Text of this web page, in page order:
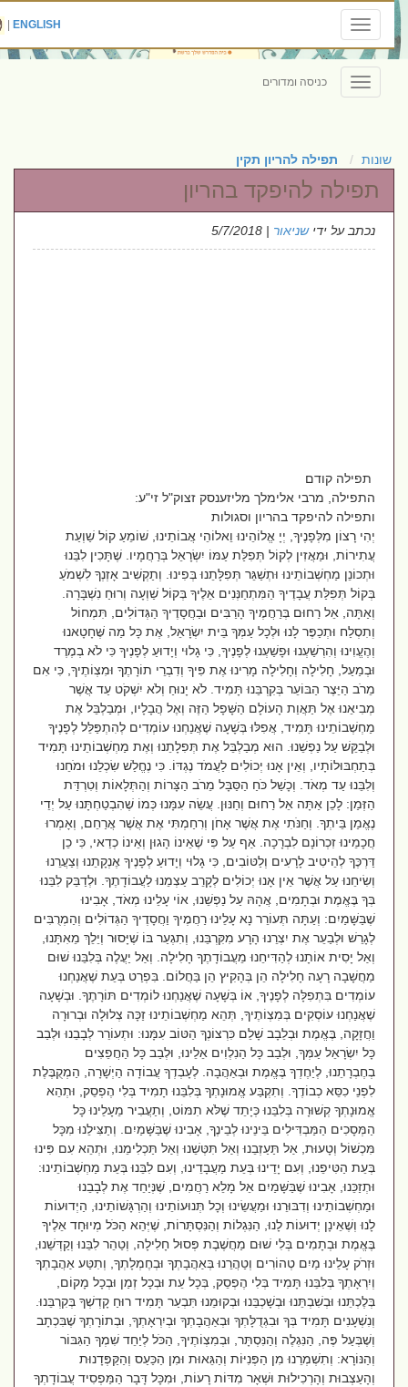
Toggle
navigation
ENGLISH
|
Toggle
navigation
כניסה ומדורים
שונות תפילה להריון תקין
תפילה להיפקד בהריון
נכתב על ידישניאור| 5/7/2018
תפילה קודם
התפילה, מרבי אלימלך מליזענסק זצוק"ל זי"ע:
ותפילה להיפקד בהריון וסגולות
יְהִי רָצוֹן מִלְּפָנֶיךָ, יְיָ אֱלוֹהֵינוּ וֵאלוֹהֵי אֲבוֹתֵינוּ, שׁוֹמֵעַ קוֹל שַׁוְעַת
עֲתִירוֹת, וּמַאֲזִין לְקוֹל תְּפִלַּת עַמּוֹ יִשְׂרָאֵל בְּרַחֲמָיו. שֶׁתָּכִין לִבֵּנוּ
וּתְכוֹנֵן מַחְשְׁבוֹתֵינוּ וּתְשַׁגֵּר תְּפִלָּתֵנוּ בְּפִינוּ. וְתַקְשִׁיב אָזְנְךָ לִשְׁמֹעַ
בְּקוֹל תְּפִלַּת עֲבָדֶיךָ הַמִּתְחַנְּנִים אֵלֶיךָ בְּקוֹל שַׁוְעָה וְרוּחַ נִשְׁבָּרָה.
וְאַתָּה, אֵל רַחוּם בְּרַחֲמֶיךָ הָרַבִּים וּבַחֲסָדֶיךָ הַגְּדוֹלִים, תִּמְחוֹל
וְתִסְלַח וּתְכַפֶּר לָנוּ וּלְכָל עַמְּךָ בֵּית יִשְׂרָאֵל, אֶת כָּל מַה שֶּׁחָטָאנוּ
וְהֶעֱוִינוּ וְהִרְשַׁעְנוּ וּפָשַׁעְנוּ לְפָנֶיךָ, כִּי גָלוּי וְיָדוּעַ לְפָנֶיךָ כִּי לֹא בְמֶרֶד
וּבְמַעַל, חָלִילָה וְחָלִילָה מָרִינוּ אֶת פִּיךָ וְדִבְרֵי תוֹרָתֶךָ וּמִצְוֹתֶיךָ, כִּי אִם
מֵרֹב הַיֵּצֶר הַבּוֹעֵר בְּקִרְבֵּנוּ תָּמִיד. לֹא יָנוּחַ וְלֹא יִשְׁקֹט עַד אֲשֶׁר
מְבִיאֵנוּ אֶל תַּאֲוַת הָעוֹלָם הַשָּׁפָל הַזֶּה וְאֶל הֲבָלָיו, וּמְבַלְבֵּל אֶת
מַחְשְׁבוֹתֵינוּ תָּמִיד, אֲפִלּוּ בְּשָׁעָה שֶׁאֲנַחְנוּ עוֹמְדִים לְהִתְפַּלֵּל לְפָנֶיךָ
וּלְבַקֵּשׁ עַל נַפְשֵׁנוּ. הוּא מְבַלְבֵּל אֶת תְּפִלָתֵנוּ וְאֶת מַחְשְׁבוֹתֵינוּ תָּמִיד
בְּתַחְבּוּלוֹתָיו, וְאֵין אָנוּ יְכוֹלִים לַעֲמֹד נֶגְדּוֹ. כִּי נֶחֱלַשׁ שִׂכְלֵנוּ וּמֹחֵנוּ
וְלִבֵּנוּ עַד מְאֹד. וְכָשַׁל כֹּחַ הַסַּבָּל מֵרֹב הַצָּרוֹת וְהַתְּלָאוֹת וְטִרְדַּת
הַזְּמַן: לָכֵן אַתָּה אֵל רַחוּם וְחַנּוּן. עֲשֵׂה עִמָּנוּ כְּמוֹ שֶׁהִבְטַחְתָּנוּ עַל יְדֵי
נֶאֱמַן בֵּיתְךָ. וְחַנֹּתִי אֶת אֲשֶׁר אָחֹן וְרִחַמְתִּי אֶת אֲשֶׁר אֲרַחֵם, וְאָמְרוּ
חֲכָמֵינוּ זִכְרוֹנָם לִבְרָכָה. אַף עַל פִּי שֶׁאֵינוֹ הָגוּן וְאֵינוֹ כְדַאי, כִּי כֵן
דַּרְכֶּךָ לְהֵיטִיב לָרָעִים וְלַטּוֹבִים, כִּי גָלוּי וְיָדוּעַ לְפָנֶיךָ אֶנְקָתֵנוּ וְצַעֲרֵנוּ
וְשִׂיחֵנוּ עַל אֲשֶׁר אֵין אָנוּ יְכוֹלִים לְקָרֵב עַצְמֵנוּ לַעֲבוֹדָתֶךָ. וּלְדַבֵּק לִבֵּנוּ
בְּךָ בֶּאֱמֶת וּבְתָמִים, אֲהָהּ עַל נַפְשֵׁנוּ, אוֹי עָלֵינוּ מְאֹד, אָבִינוּ
שֶׁבַּשָּׁמַיִם: וְעַתָּה תְּעוֹרֵר נָא עָלֵינוּ רַחֲמֶיךָ וַחֲסָדֶיךָ הַגְּדוֹלִים וְהַמְרֻבִּים
לְגָרֵשׁ וּלְבַעֵר אֶת יִצְרֵנוּ הָרָע מִקִּרְבֵּנוּ, וְתִגְעַר בּוֹ שֶׁיָּסוּר וְיֵלֵךְ מֵאִתָּנוּ,
וְאַל יָסִית אוֹתָנוּ לְהַדִּיחֵנוּ מֵעֲבוֹדָתֶךָ חָלִילָה. וְאַל יַעֲלֶה בְּלִבֵּנוּ שׁוּם
מַחֲשָׁבָה רָעָה חָלִילָה הֵן בְּהָקִיץ הֵן בַּחֲלוֹם. בִּפְרַט בְּעֵת שֶׁאֲנַחְנוּ
עוֹמְדִים בִּתְפִלָּה לְפָנֶיךָ, אוֹ בְּשָׁעָה שֶׁאֲנַחְנוּ לוֹמְדִים תּוֹרָתֶךָ. וּבְשָׁעָה
שֶׁאֲנַחְנוּ עוֹסְקִים בְּמִצְוֹתֶיךָ, תְּהֵא מַחְשְׁבוֹתֵינוּ זַכָּה צְלוּלָה וּבְרוּרָה
וַחֲזָקָה, בֶּאֱמֶת וּבְלֵבָב שָׁלֵם כִּרְצוֹנְךָ הַטּוֹב עִמָּנוּ: וּתְעוֹרֵר לְבָבֵנוּ וּלְבַב
כָּל יִשְׂרָאֵל עַמְּךָ, וּלְבַב כָּל הַנִלְוִים אֵלֵינוּ, וּלְבַב כָּל הַחֲפֵצִים
בְחֶבְרָתֵנוּ, לְיַחֶדְךָ בֶּאֱמֶת וּבְאַהֲבָה. לְעָבְדְךָ עֲבוֹדָה הַיְשָׁרָה, הַמְקֻבֶּלֶת
לִפְנֵי כִסֵּא כְבוֹדֶךָ. וְתִקְבַּע אֱמוּנָתְךָ בְּלִבֵּנוּ תָמִיד בְּלִי הֶפְסֵק, וּתְהֵא
אֱמוּנָתְךָ קְשׁוּרָה בְּלִבֵּנוּ כְּיָתֵד שֶׁלֹּא תִמּוֹט, וְתַעֲבִיר מֵעָלֵינוּ כָּל
הַמְּסָכִים הַמַּבְדִּילִים בֵּינֵינוּ לְבֵינֶךָ, אָבִינוּ שֶׁבַּשָּׁמַיִם. וְתַצִּילֵנוּ מִכָּל
מִּכְשׁוֹל וְטָעוּת, אַל תַּעַזְבֵנוּ וְאַל תִּטְּשֵׁנוּ וְאַל תַּכְלִימֵנוּ, וּתְהֵא עִם פִּינוּ
בְּעֵת הַטִּיפֵנוּ, וְעִם יָדֵינוּ בְּעֵת מַעֲבָדֵינוּ, וְעִם לִבֵּנוּ בְּעֵת מַחְשְׁבוֹתֵינוּ:
וּתְזַכֵּנוּ, אָבִינוּ שֶׁבַּשָּׁמַיִם אֵל מָלֵא רַחֲמִים, שֶׁנְּיַחֵד אֶת לְבָבֵנוּ
וּמַחְשְׁבוֹתֵינוּ וְדִבּוּרֵנוּ וּמַעֲשֵׂינוּ וְכָל תְּנוּעוֹתֵינוּ וְהַרְגָּשׁוֹתֵינוּ, הַיְדוּעוֹת
לָנוּ וְשֶׁאֵינָן יְדוּעוֹת לָנוּ, הַנִּגְלוֹת וְהַנִּסְתָּרוֹת, שֶׁיְּהֵא הַכֹּל מְיוּחָד אֵלֶיךָ
בֶּאֱמֶת וּבְתָמִים בְּלִי שׁוּם מַחֲשֶׁבֶת פְּסוּל חָלִילָה, וְטַהֵר לִבֵּנוּ וְקַדְּשֵׁנוּ,
וּזְרֹק עָלֵינוּ מַיִם טְהוֹרִים וְטַהֲרֵנוּ בְּאַהֲבָתְךָ וּבְחֶמְלָתְךָ, וְתִטַּע אַהֲבָתְךָ
וְיִרְאָתְךָ בְּלִבֵּנוּ תָּמִיד בְּלִי הֶפְסֵק, בְּכָל עֵת וּבְכָל זְמַן וּבְכָל מָקוֹם,
בְּלֶכְתֵּנוּ וּבְשִׁבְתֵּנוּ וּבְשָׁכְבֵּנוּ וּבְקוּמֵנוּ תִּבְעַר תָּמִיד רוּחַ קָדְשְׁךָ בְּקִרְבֵּנוּ.
וְנִשְׁעָנִים תָּמִיד בְּךָ וּבִגְדֻלָּתְךָ וּבְאַהֲבָתְךָ וּבְיִרְאָתְךָ, וּבְתוֹרָתְךָ שֶׁבִּכְתָב
וְשֶׁבְּעַל פֶּה, הַנִּגְלֶה וְהַנִּסְתָּר, וּבְמִצְוֹתֶיךָ, הַכֹּל לְיַחֵד שִׁמְךָ הַגִּבּוֹר
וְהַנּוֹרָא: וְתִשְׁמְרֵנוּ מִן הַפְּנִיּוֹת וְהַגֵּאוּת וּמִן הַכַּעַס וְהַקַּפְּדָנוּת
וְהָעַצְבוּת וְהָרְכִילוּת וּשְׁאָר מִדּוֹת רָעוֹת, וּמִכָּל דָּבָר הַמַּפְסִיד עֲבוֹדָתְךָ